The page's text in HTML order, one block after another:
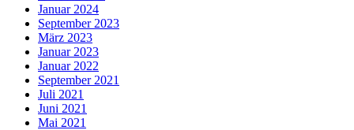
Januar 2024
September 2023
März 2023
Januar 2023
Januar 2022
September 2021
Juli 2021
Juni 2021
Mai 2021